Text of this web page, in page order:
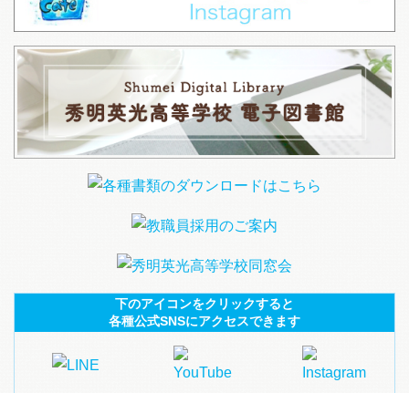
下のアイコンをクリックすると
各種公式SNSにアクセスできます